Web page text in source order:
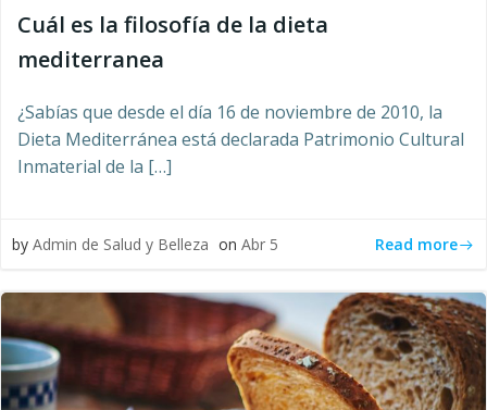
Cuál es la filosofía de la dieta
mediterranea
¿Sabías que desde el día 16 de noviembre de 2010, la
Dieta Mediterránea está declarada Patrimonio Cultural
Inmaterial de la […]
by Admin de Salud y Belleza on Abr 5 Read more